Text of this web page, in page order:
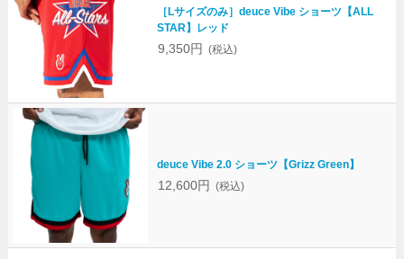
［Lサイズのみ］deuce Vibe ショーツ【ALL
STAR】レッド
9,350円 (税込)
deuce Vibe 2.0 ショーツ【Grizz Green】
12,600円 (税込)